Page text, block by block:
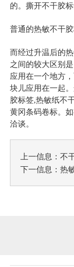
的。撕开不干胶
普通的热敏不干
而经过升温后的
之间的较大区别
应用在一个地方
块儿应用在一起
胶标签,热敏纸不
黄冈条码卷标。
洽谈。
上一信息： 不
下一信息： 热